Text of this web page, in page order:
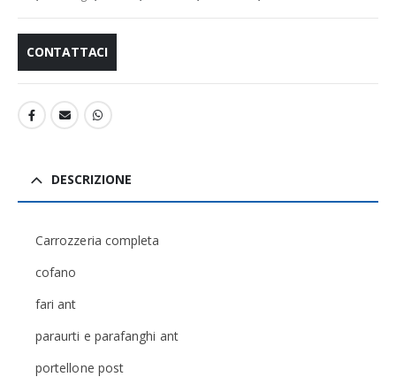
CONTATTACI
DESCRIZIONE
Carrozzeria completa
cofano
fari ant
paraurti e parafanghi ant
portellone post